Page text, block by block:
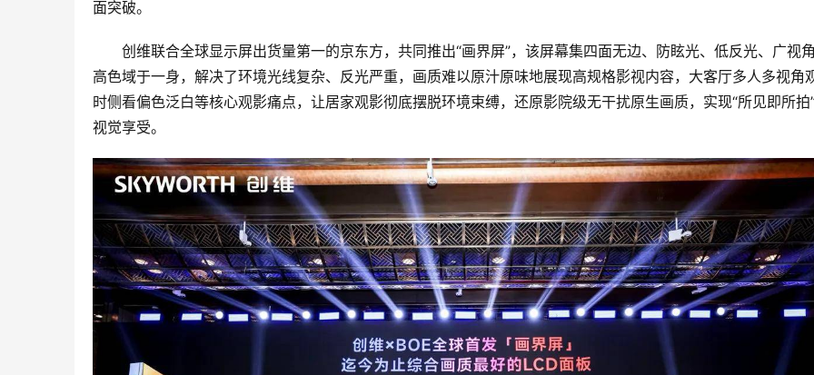
面突破。
创维联合全球显示屏出货量第一的京东方，共同推出“画界屏”，该屏幕集四面无边、防眩光、低反光、广视
高色域于一身，解决了环境光线复杂、反光严重，画质难以原汁原味地展现高规格影视内容，大客厅多人多视角
时侧看偏色泛白等核心观影痛点，让居家观影彻底摆脱环境束缚，还原影院级无干扰原生画质，实现“所见即所拍
视觉享受。